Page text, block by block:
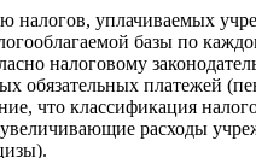
уплачиваемых
базы по
налоговому
обязательных платежей
что классификация
расходы